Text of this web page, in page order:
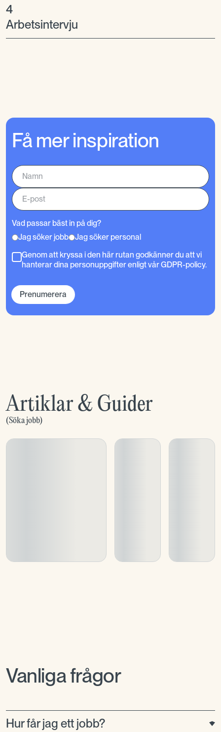
4
Arbetsintervju
Få mer inspiration
Vad passar bäst in på dig?
Jag söker jobb
Jag söker personal
Genom att kryssa i den här rutan godkänner du att vi
hanterar dina personuppgifter enligt vår GDPR-policy.
Prenumerera
Artiklar & Guider
(Söka jobb)
Vanliga frågor
Hur får jag ett jobb?